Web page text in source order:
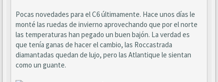
Pocas novedades para el C6 últimamente. Hace unos días le
monté las ruedas de invierno aprovechando que por el norte
las temperaturas han pegado un buen bajón. La verdad es
que tenía ganas de hacer el cambio, las Roccastrada
diamantadas quedan de lujo, pero las Atlantique le sientan
como un guante.